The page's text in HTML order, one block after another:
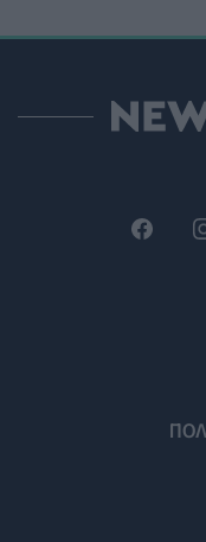
PHARMA NEWS 04/
04/08/2026 -
Εξώδικα της